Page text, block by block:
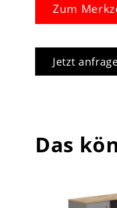
Zum
Jetzt
Das